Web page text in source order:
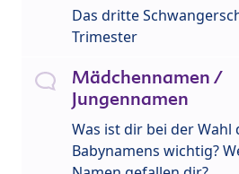
Das dritte
Trimester
Mädchennamen /
Jungennamen
Was ist dir bei der Wahl
Babynamens wichtig?